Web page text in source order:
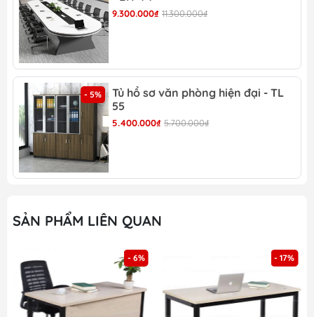
LV 31
Mẫu bàn làm việc văn phòng gỗ công nghiệp - LV
31 màu gỗ
Mẫu bàn làm việc văn phòng gỗ công nghiệp - LV
Mẫu bàn làm việc văn phòng gỗ công nghiệp - LV
31 đa dạng kích thước
9.300.000₫ 11.300.000₫
- 5%
Tủ hồ sơ văn phòng hiện đại - TL
55
5.400.000₫ 5.700.000₫
SẢN PHẨM LIÊN QUAN
- 6% - 17%